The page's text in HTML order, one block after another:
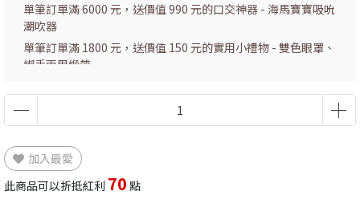
單筆訂單滿 6000 元，送價值 990 元的口交神器 - 海馬寶寶吸吮
潮吹器
單筆訂單滿 1800 元，送價值 150 元的實用小禮物 - 雙色眼罩、
綁手兩用緞帶
加入最愛
此商品可以折抵紅利 70 點